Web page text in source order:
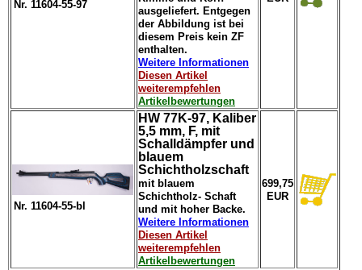
Nr. 11604-55-97
ausgeliefert. Entgegen
der Abbildung ist bei
diesem Preis kein ZF
enthalten.
Weitere Informationen
Diesen Artikel
weiterempfehlen
Artikelbewertungen
Nr. 11604-55-bl
HW 77K-97, Kaliber
5,5 mm, F, mit
Schalldämpfer und
blauem
Schichtholzschaft
mit blauem
Schichtholz- Schaft
und mit hoher Backe.
Weitere Informationen
Diesen Artikel
weiterempfehlen
Artikelbewertungen
699,75
EUR